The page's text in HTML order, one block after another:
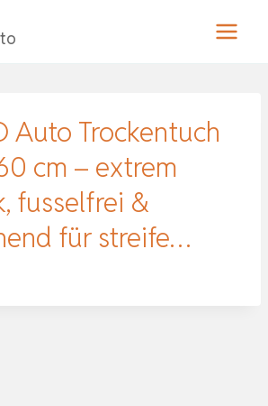
Auto Trockentuch
cm – extrem
fusselfrei &
für streife…